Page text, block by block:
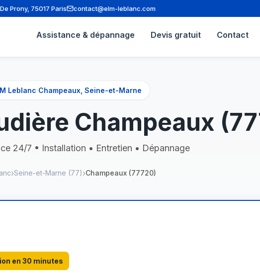
Prony, 75017 Paris contact@elm-leblanc.com
Assistance & dépannage Devis gratuit Contact
Leblanc Champeaux, Seine-et-Marne
Champeaux
24/7 • Installation • Entretien • Dépannage
Seine-et-Marne (77) Champeaux (77720)
en 30 minutes